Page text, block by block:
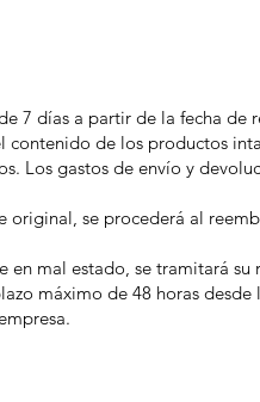
días a partir de la fecha de
contenido de los productos
Los gastos de envío y
se procederá al
mal estado, se tramitará
máximo de 48 horas